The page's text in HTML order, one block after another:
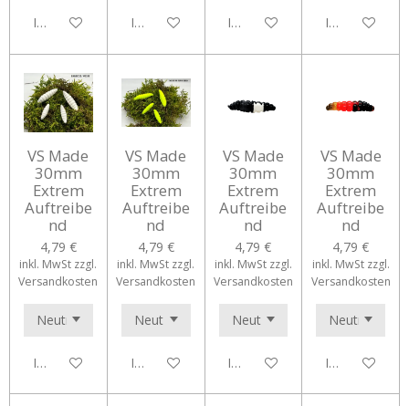
In den WarenkorbIn den WarenkorbIn den WarenkorbIn den
VS Made
30mm
Extrem
Auftreibe
nd
4,79 €
inkl. MwSt zzgl.
Versandkosten
In den Warenkorb
VS Made
30mm
Extrem
Auftreibe
nd
4,79 €
inkl. MwSt zzgl.
Versandkosten
In den Warenkorb
VS Made
30mm
Extrem
Auftreibe
nd
4,79 €
inkl. MwSt zzgl.
Versandkosten
In den Warenkorb
VS Made
30mm
Extrem
Auftreibe
nd
4,79 €
inkl. MwSt zzgl.
Versandkosten
In den